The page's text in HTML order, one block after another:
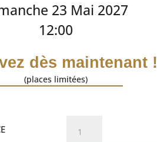
23 Mai 2027
12:00
dès maintenant !
(places limitées)